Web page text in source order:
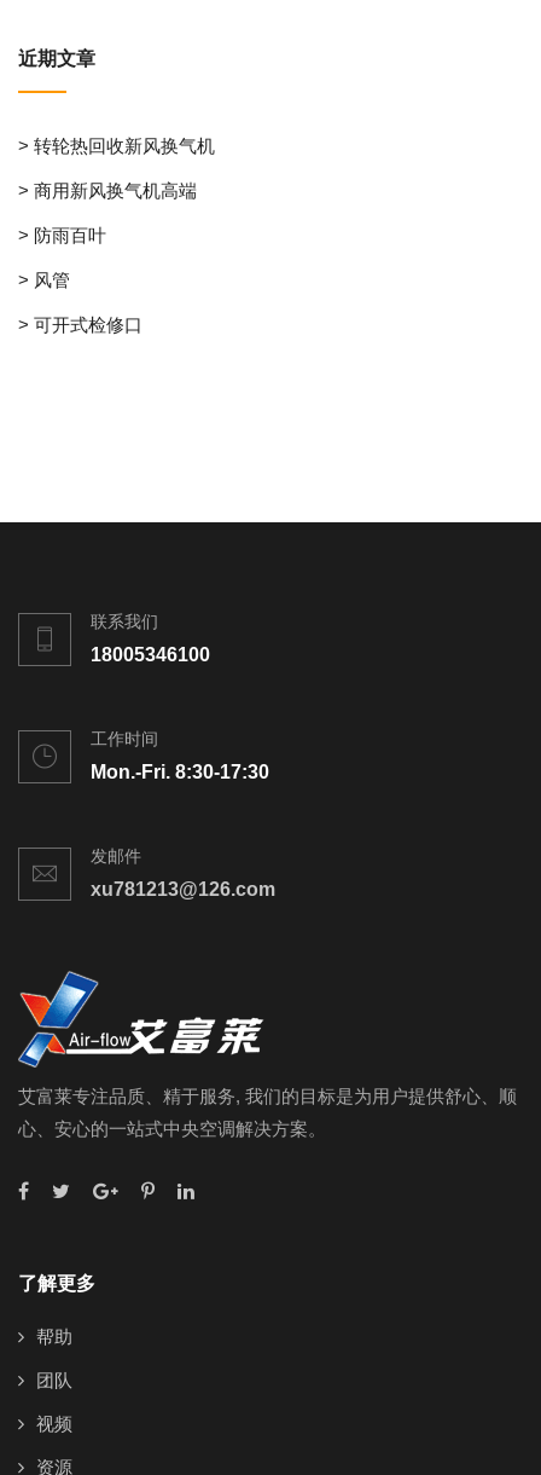
近期文章
> 转轮热回收新风换气机
> 商用新风换气机高端
> 防雨百叶
> 风管
> 可开式检修口
联系我们
18005346100
工作时间
Mon.-Fri. 8:30-17:30
发邮件
xu781213@126.com
艾富莱专注品质、精于服务, 我们的目标是为用户提供舒心、顺
心、安心的一站式中央空调解决方案。
了解更多
帮助
团队
视频
资源